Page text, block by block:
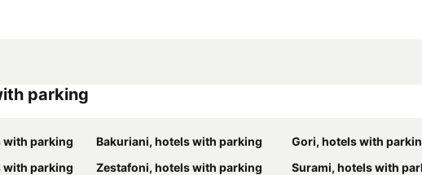
parking
with parking Bakuriani, hotels with parking
Gori, hotels with
with parking Zestafoni, hotels with parking Surami, hotels with